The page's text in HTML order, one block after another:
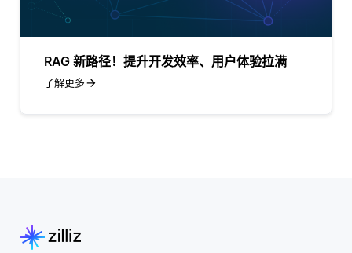
RAG 新路径！提升开发效率、用户体验拉满
了解更多